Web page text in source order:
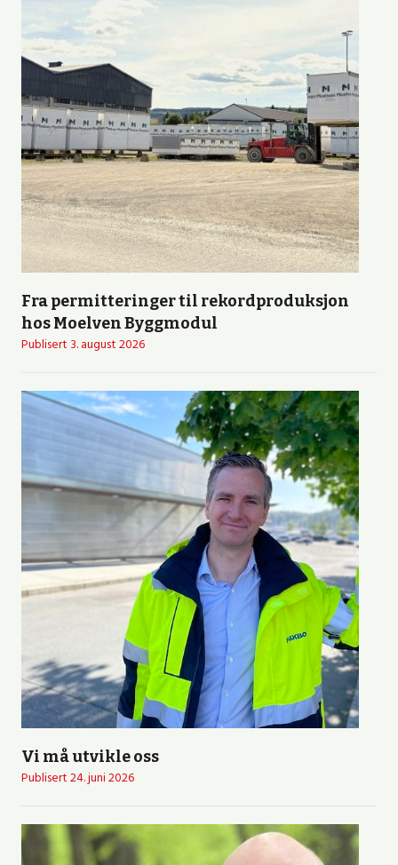
Fra permitteringer til rekordproduksjon
hos Moelven Byggmodul
Publisert 3. august 2026
Vi må utvikle oss
Publisert24. juni 2026